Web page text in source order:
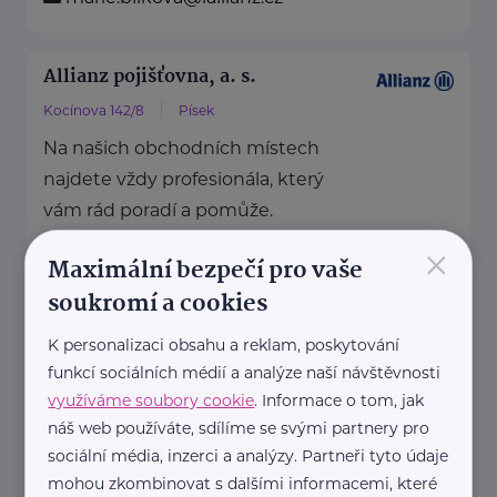
Allianz pojišťovna, a. s.
Kocínova 142/8 Písek
Na našich obchodních místech
najdete vždy profesionála, který
vám rád poradí a pomůže.
https://www.allianz.cz/cs_CZ/pobocky-
a-poradci/0226-Prochazka.html
+420 382 221 109
josef.prochazka@iallianz.cz
Allianz pojišťovna, a. s.
Chelčického 52/5 Písek
×
Maximální bezpečí pro vaše
soukromí a cookies
K personalizaci obsahu a reklam, poskytování
funkcí sociálních médií a analýze naší návštěvnosti
využíváme soubory cookie. Informace o tom, jak
náš web používáte, sdílíme se svými partnery pro
sociální média, inzerci a analýzy. Partneři tyto údaje
mohou zkombinovat s dalšími informacemi, které